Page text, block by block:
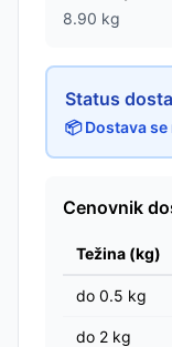
8.90 kg
Status
📦 Dostava
Cenovnik
Težina (kg)
do 0.5 kg
do 2 kg